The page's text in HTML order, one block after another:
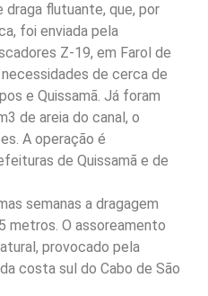
draga flutuante, que, por
foi enviada pela
Z-19, em Farol de
de cerca de
e Quissamã. Já foram
de areia do canal, o
A operação é
de Quissamã e de
semanas a dragagem
metros. O assoreamento
provocado pela
costa sul do Cabo de São